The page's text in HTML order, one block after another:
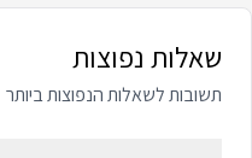
שאלות נפוצות
תשובות לשאלות הנפוצות ביותר